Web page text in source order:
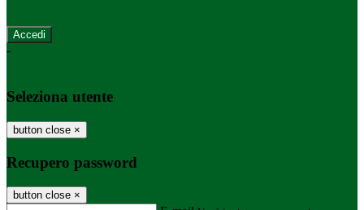
-
Seleziona utente
button close ×
Recupero password
button close ×